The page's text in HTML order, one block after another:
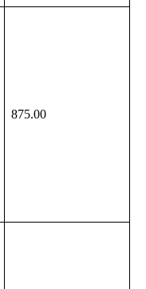
875.00